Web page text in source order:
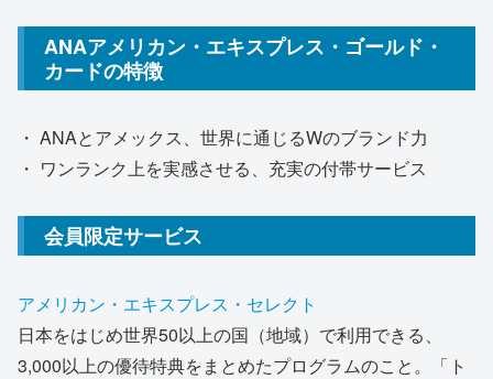
ANAアメリカン・エキスプレス・ゴールド・
カードの特徴
・ ANAとアメックス、世界に通じるWのブランド力
・ ワンランク上を実感させる、充実の付帯サービス
会員限定サービス
アメリカン・エキスプレス・セレクト
日本をはじめ世界50以上の国（地域）で利用できる、
3,000以上の優待特典をまとめたプログラムのこと。「ト